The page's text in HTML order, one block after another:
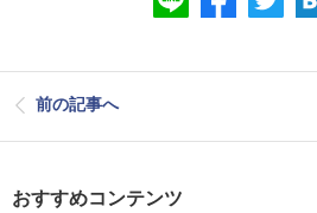
前の記事へ
おすすめコンテンツ